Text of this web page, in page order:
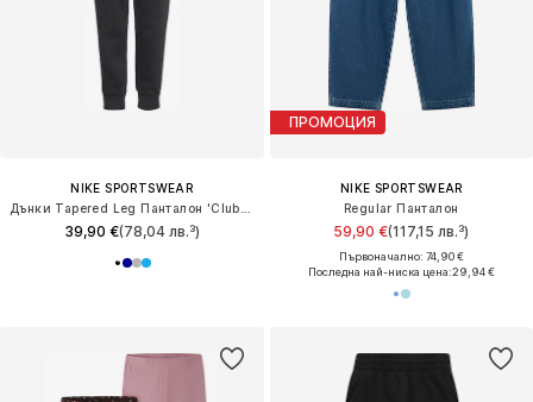
NIKE SPORTSWEAR
39,90 €(78,04 лв.³)
ПРОМОЦИЯ
NIKE SPORTSWEAR
Regular Панталон
59,90 €(117,15 лв.³)
Първоначално: 74,90 €
Последна най-ниска цена:29,94 €